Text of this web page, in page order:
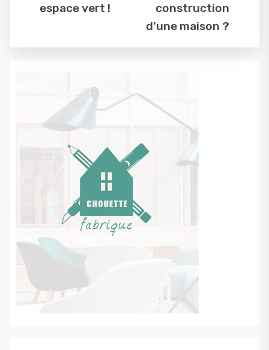
espace vert !
construction
d’une maison ?